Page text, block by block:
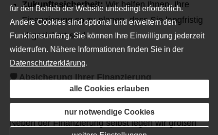
Zukunftssicherheit: Wir helfen Ihnen, Ihre
Finanzierung so zu planen, dass Sie langfristig
abgesichert sind.
🛡️ Absicherung Ihrer Finanzierung
Neben der Finanzierung selbst legen wir großen
für den Betrieb der Website unbedingt erforderlich.
Andere Cookies sind optional und erweitern den
Funktionsumfang. Sie können Ihre Einwilligung jederzeit
widerrufen. Nähere Informationen finden Sie in der
Datenschutzerklärung.
alle Cookies erlauben
nur notwendige Cookies